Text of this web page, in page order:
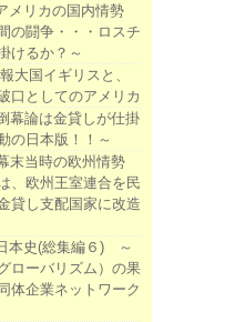
メリカの国内情勢
の闘争・・・ロスチ
けるか？～
大国イギリスと、
口としてのアメリカ
幕論は金貸しが仕掛
の日本版！！～
末当時の欧州情勢
、欧州王室連合を民
貸し支配国家に改造
本史(総集編６) ～
ローバリズム）の果
体企業ネットワーク